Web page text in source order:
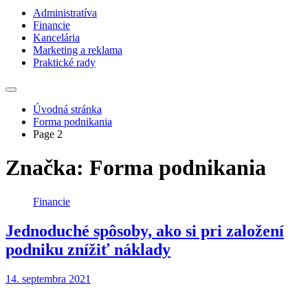
Administratíva
Financie
Kancelária
Marketing a reklama
Praktické rady
Úvodná stránka
Forma podnikania
Page 2
Značka: Forma podnikania
Financie
Jednoduché spôsoby, ako si pri založení
podniku znížiť náklady
14. septembra 2021